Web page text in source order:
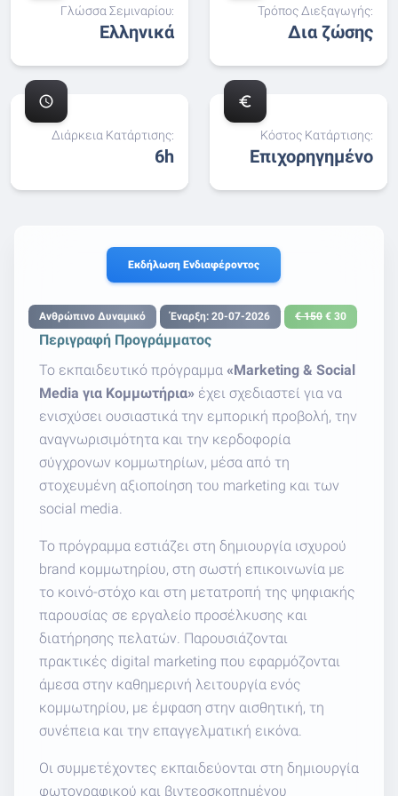
Γλώσσα Σεμιναρίου:
Ελληνικά
Τρόπος Διεξαγωγής:
Δια ζώσης
schedule
Διάρκεια Κατάρτισης:
6h
euro_symbol
Κόστος Κατάρτισης:
Επιχορηγημένο
Εκδήλωση Ενδιαφέροντος
Ανθρώπινο Δυναμικό Έναρξη: 20-07-2026 € 150 € 30
Περιγραφή Προγράμματος
Το εκπαιδευτικό πρόγραμμα «Marketing & Social
Media για Κομμωτήρια» έχει σχεδιαστεί για να
ενισχύσει ουσιαστικά την εμπορική προβολή, την
αναγνωρισιμότητα και την κερδοφορία
σύγχρονων κομμωτηρίων, μέσα από τη
στοχευμένη αξιοποίηση του marketing και των
social media.
Το πρόγραμμα εστιάζει στη δημιουργία ισχυρού
brand κομμωτηρίου, στη σωστή επικοινωνία με
το κοινό-στόχο και στη μετατροπή της ψηφιακής
παρουσίας σε εργαλείο προσέλκυσης και
διατήρησης πελατών. Παρουσιάζονται
πρακτικές digital marketing που εφαρμόζονται
άμεσα στην καθημερινή λειτουργία ενός
κομμωτηρίου, με έμφαση στην αισθητική, τη
συνέπεια και την επαγγελματική εικόνα.
Οι συμμετέχοντες εκπαιδεύονται στη δημιουργία
φωτογραφικού και βιντεοσκοπημένου